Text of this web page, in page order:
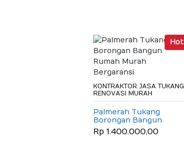
Hot
KONTRAKTOR JASA TUKANG
RENOVASI MURAH
Palmerah Tukang
Borongan Bangun
Rumah Murah
Bergaransi
Rp 1.400.000,00